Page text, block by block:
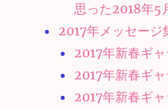
思った2018年5
2017年メッセージ
2017年新春ギ
2017年新春ギ
2017年新春ギ